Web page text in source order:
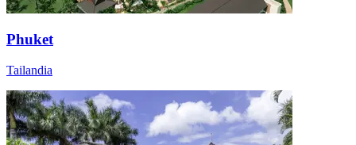
Phuket
Tailandia